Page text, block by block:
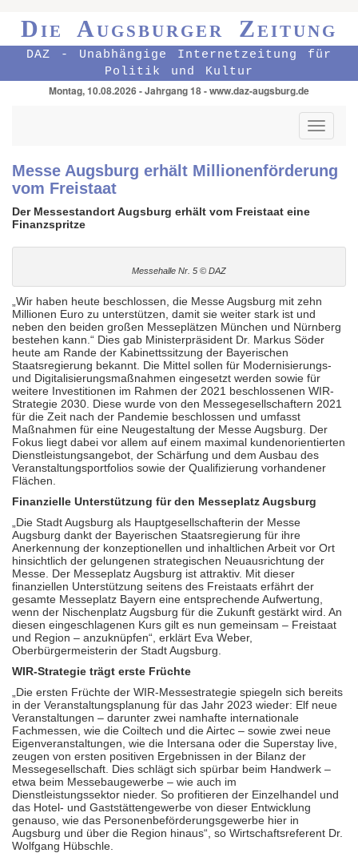
Die Augsburger Zeitung
DAZ - Unabhängige Internetzeitung für
Politik und Kultur
Montag, 10.08.2026 - Jahrgang 18 - www.daz-augsburg.de
Toggle
Messe Augsburg erhält Millionenförderung
vom Freistaat
Der Messestandort Augsburg erhält vom Freistaat eine
Finanzspritze
Messehalle Nr. 5 © DAZ
„Wir haben heute beschlossen, die Messe Augsburg mit zehn
Millionen Euro zu unterstützen, damit sie weiter stark ist und
neben den beiden großen Messeplätzen München und Nürnberg
bestehen kann.“ Dies gab Ministerpräsident Dr. Markus Söder
heute am Rande der Kabinettssitzung der Bayerischen
Staatsregierung bekannt. Die Mittel sollen für Modernisierungs-
und Digitalisierungsmaßnahmen eingesetzt werden sowie für
weitere Investitionen im Rahmen der 2021 beschlossenen WIR-
Strategie 2030. Diese wurde von den Messegesellschaftern 2021
für die Zeit nach der Pandemie beschlossen und umfasst
Maßnahmen für eine Neugestaltung der Messe Augsburg. Der
Fokus liegt dabei vor allem auf einem maximal kundenorientierten
Dienstleistungsangebot, der Schärfung und dem Ausbau des
Veranstaltungsportfolios sowie der Qualifizierung vorhandener
Flächen.
Finanzielle Unterstützung für den Messeplatz Augsburg
„Die Stadt Augsburg als Hauptgesellschafterin der Messe
Augsburg dankt der Bayerischen Staatsregierung für ihre
Anerkennung der konzeptionellen und inhaltlichen Arbeit vor Ort
hinsichtlich der gelungenen strategischen Neuausrichtung der
Messe. Der Messeplatz Augsburg ist attraktiv. Mit dieser
finanziellen Unterstützung seitens des Freistaats erfährt der
gesamte Messeplatz Bayern eine entsprechende Aufwertung,
wenn der Nischenplatz Augsburg für die Zukunft gestärkt wird. An
diesen eingeschlagenen Kurs gilt es nun gemeinsam – Freistaat
und Region – anzuknüpfen“, erklärt Eva Weber,
Oberbürgermeisterin der Stadt Augsburg.
WIR-Strategie trägt erste Früchte
„Die ersten Früchte der WIR-Messestrategie spiegeln sich bereits
in der Veranstaltungsplanung für das Jahr 2023 wieder: Elf neue
Veranstaltungen – darunter zwei namhafte internationale
Fachmessen, wie die Coiltech und die Airtec – sowie zwei neue
Eigenveranstaltungen, wie die Intersana oder die Superstay live,
zeugen von ersten positiven Ergebnissen in der Bilanz der
Messegesellschaft. Dies schlägt sich spürbar beim Handwerk –
etwa beim Messebaugewerbe – wie auch im
Dienstleistungssektor nieder. So profitieren der Einzelhandel und
das Hotel- und Gaststättengewerbe von dieser Entwicklung
genauso, wie das Personenbeförderungsgewerbe hier in
Augsburg und über die Region hinaus“, so Wirtschaftsreferent Dr.
Wolfgang Hübschle.